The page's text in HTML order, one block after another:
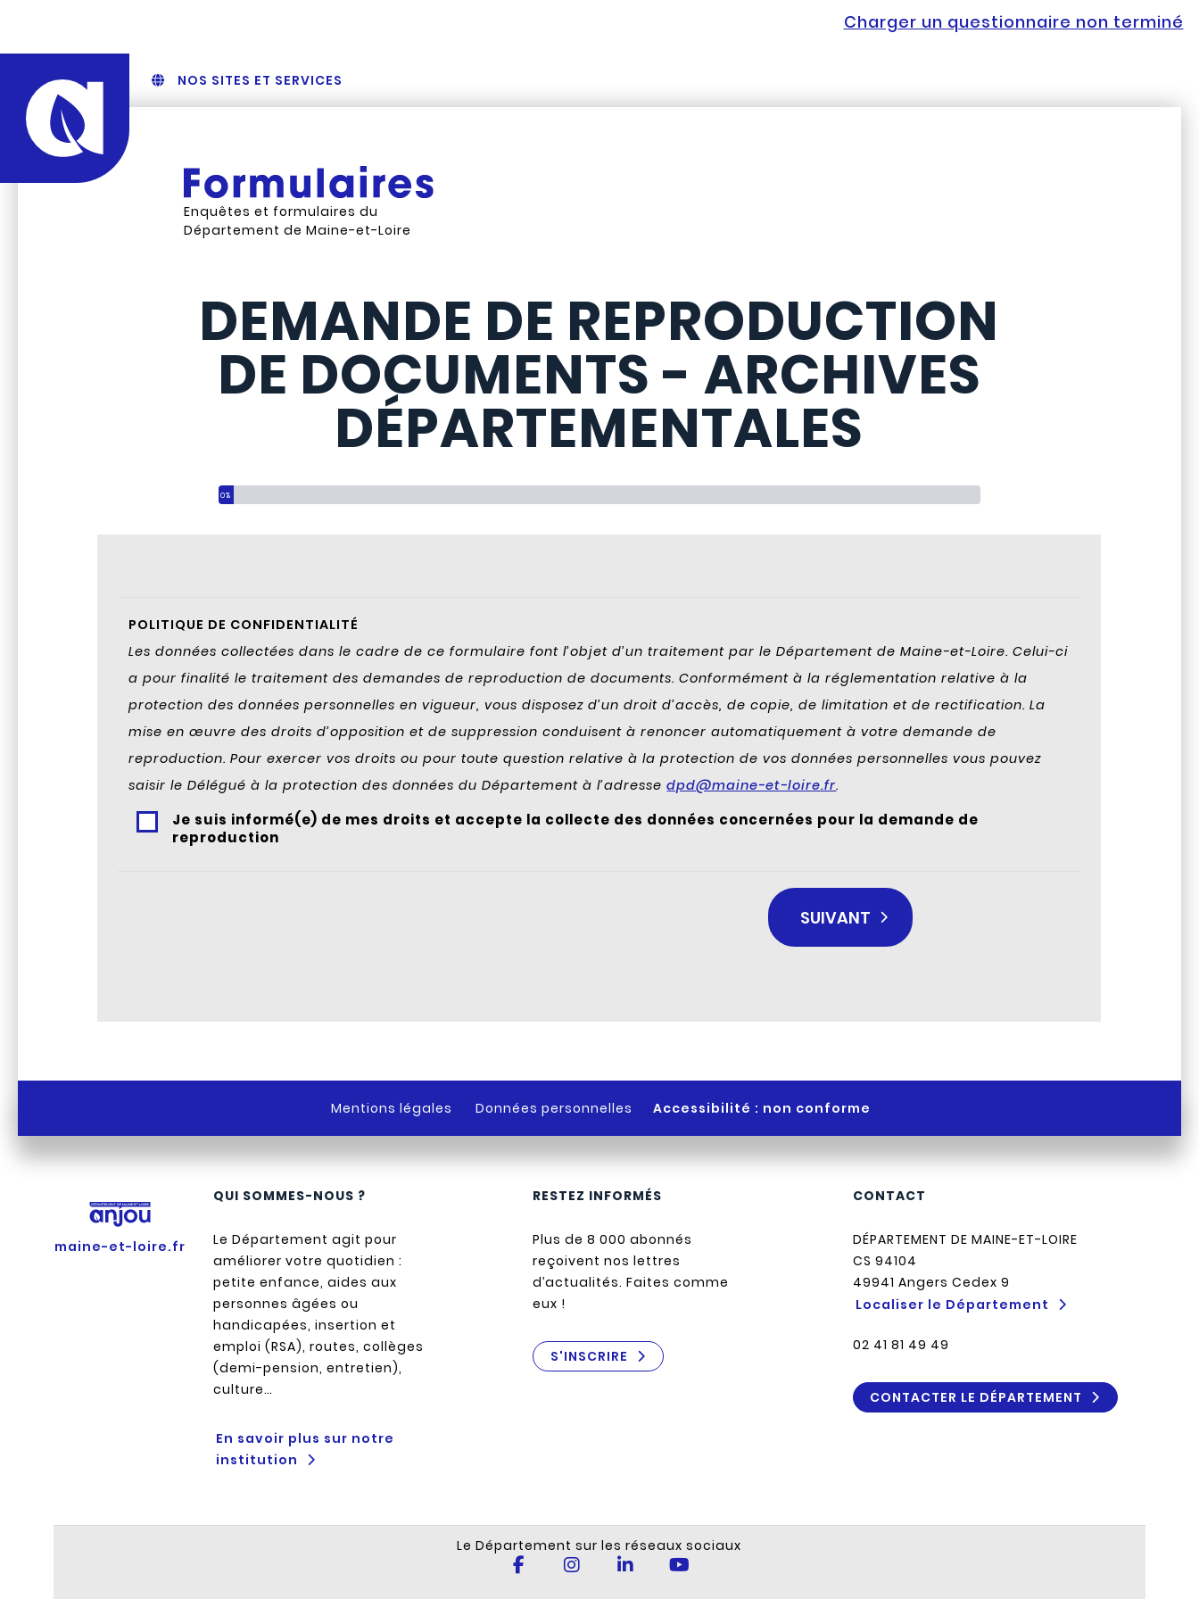
Charger un questionnaire non terminé
NOS SITES ET SERVICES
Enquêtes et formulaires du
Département de Maine-et-Loire
DEMANDE DE REPRODUCTION
DE DOCUMENTS - ARCHIVES
DÉPARTEMENTALES
Vous avez complété 0% de ce questionnaire.
0%
POLITIQUE DE CONFIDENTIALITÉ
Les données collectées dans le cadre de ce formulaire font l’objet d’un traitement par le Département de Maine-et-Loire. Celui-ci
a pour finalité le traitement des demandes de reproduction de documents. Conformément à la réglementation relative à la
protection des données personnelles en vigueur, vous disposez d’un droit d’accès, de copie, de limitation et de rectification. La
mise en œuvre des droits d’opposition et de suppression conduisent à renoncer automatiquement à votre demande de
reproduction. Pour exercer vos droits ou pour toute question relative à la protection de vos données personnelles vous pouvez
saisir le Délégué à la protection des données du Département à l’adressedpd@maine-et-loire.fr.
Je suis informé(e) de mes droits et accepte la collecte des données concernées pour la demande de
reproduction
SUIVANT
Mentions légales Données personnelles Accessibilité : non conforme
maine-et-loire.fr
QUI SOMMES-NOUS ?
Le Département agit pour
améliorer votre quotidien :
petite enfance, aides aux
personnes âgées ou
handicapées, insertion et
emploi (RSA), routes, collèges
(demi-pension, entretien),
culture…
En savoir plus sur notre
institution
RESTEZ INFORMÉS
Plus de 8 000 abonnés
reçoivent nos lettres
d’actualités. Faites comme
eux !
S'INSCRIRE
CONTACT
DÉPARTEMENT DE MAINE-ET-LOIRE
CS 94104
49941 Angers Cedex 9
Localiser le Département
02 41 81 49 49
CONTACTER LE DÉPARTEMENT
Le Département sur les réseaux sociaux
PageComptePageChaîne